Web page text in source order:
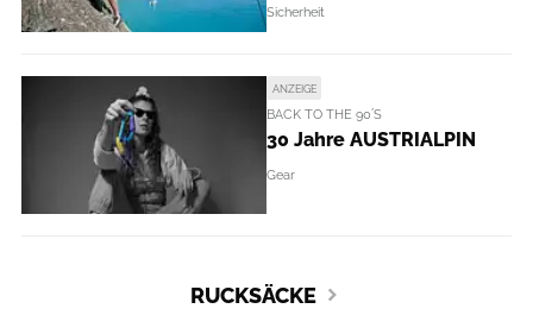
Sicherheit
ANZEIGE
BACK TO THE 90´S
30 Jahre AUSTRIALPIN
Gear
RUCKSÄCKE